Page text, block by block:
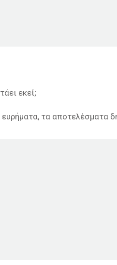
εκεί;
τα αποτελέσματα